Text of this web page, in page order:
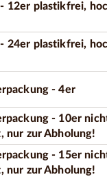
- 12er plastikfrei,
- 24er plastikfrei,
- 4er
- 10er
nur zur Abholung!
- 15er
nur zur Abholung!